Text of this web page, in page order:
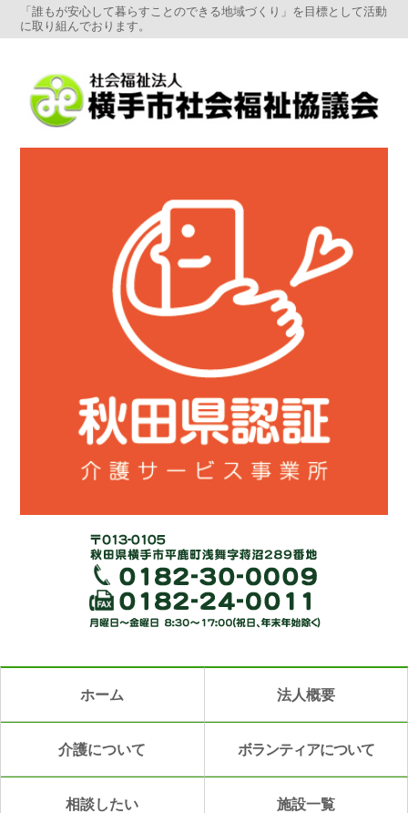
「誰もが安心して暮らすことのできる地域づくり」を目標として活動
に取り組んでおります。
ホーム 法人概要
介護について ボランティアについて
相談したい 施設一覧